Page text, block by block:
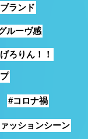
ランド
ルーヴ感
ろりん！！
#コロナ禍
ッションシーン